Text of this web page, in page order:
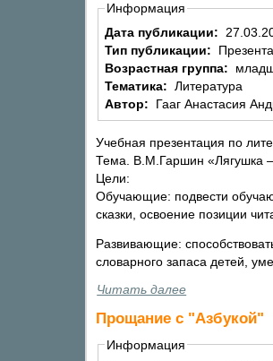
Информация
Дата публикации:
Тип публикации:
Возрастная группа:
Тематика: Литература
Автор:
Гааг Анастасия
Учебная презентация по
Тема. В.М.Гаршин «Лягушка
Цели:
Обучающие: подвести
сказки, освоение позиции
Развивающие:
словарного запаса детей,
Читать далее
Прощание с "Азбукой"
Информация